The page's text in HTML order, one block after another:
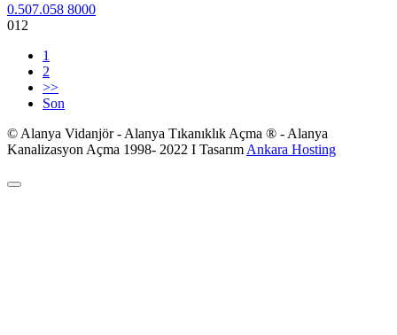
0.507.058 8000
012
1
2
>>
Son
© Alanya Vidanjör - Alanya Tıkanıklık Açma ® - Alanya
Kanalizasyon Açma 1998- 2022 I Tasarım Ankara Hosting